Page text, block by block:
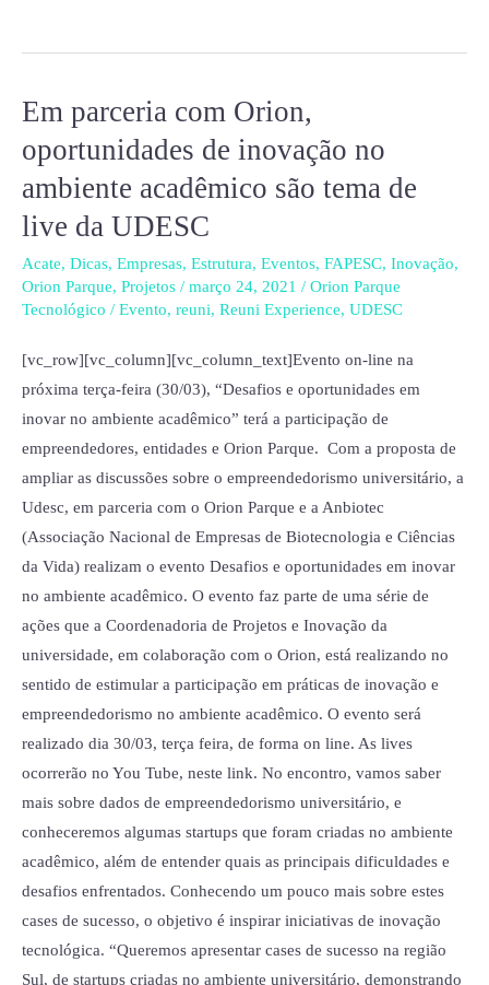
Em parceria com Orion,
oportunidades de inovação no
ambiente acadêmico são tema de
live da UDESC
Acate, Dicas, Empresas, Estrutura, Eventos, FAPESC, Inovação,
Orion Parque, Projetos / março 24, 2021 / Orion Parque
Tecnológico / Evento, reuni, Reuni Experience, UDESC
[vc_row][vc_column][vc_column_text]Evento on-line na
próxima terça-feira (30/03), “Desafios e oportunidades em
inovar no ambiente acadêmico” terá a participação de
empreendedores, entidades e Orion Parque. Com a proposta de
ampliar as discussões sobre o empreendedorismo universitário, a
Udesc, em parceria com o Orion Parque e a Anbiotec
(Associação Nacional de Empresas de Biotecnologia e Ciências
da Vida) realizam o evento Desafios e oportunidades em inovar
no ambiente acadêmico. O evento faz parte de uma série de
ações que a Coordenadoria de Projetos e Inovação da
universidade, em colaboração com o Orion, está realizando no
sentido de estimular a participação em práticas de inovação e
empreendedorismo no ambiente acadêmico. O evento será
realizado dia 30/03, terça feira, de forma on line. As lives
ocorrerão no You Tube, neste link. No encontro, vamos saber
mais sobre dados de empreendedorismo universitário, e
conheceremos algumas startups que foram criadas no ambiente
acadêmico, além de entender quais as principais dificuldades e
desafios enfrentados. Conhecendo um pouco mais sobre estes
cases de sucesso, o objetivo é inspirar iniciativas de inovação
tecnológica. “Queremos apresentar cases de sucesso na região
Sul, de startups criadas no ambiente universitário, demonstrando
Em
com
Orion,
oportunidades
de
inovação
no
acadêmico
são
live
UDESC